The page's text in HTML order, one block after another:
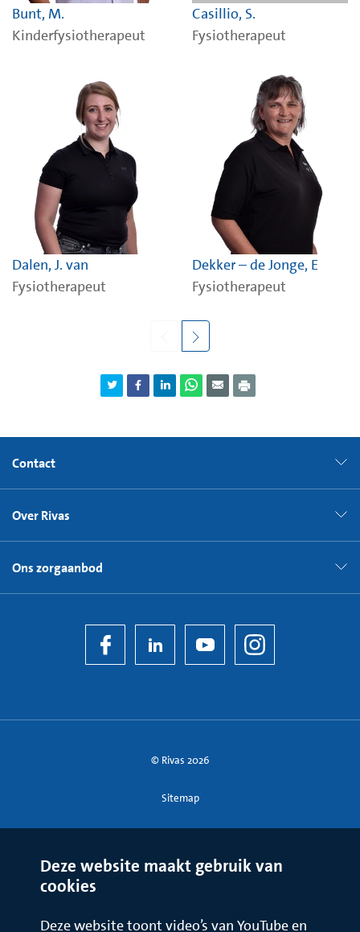
Bunt, M.
Kinderfysiotherapeut
Casillio, S.
Fysiotherapeut
Dalen, J. van
Fysiotherapeut
Dekker – de Jonge, E
Fysiotherapeut
Contact
Over Rivas
Ons zorgaanbod
© Rivas 2026
Sitemap
Deze website maakt gebruik van
cookies
Deze website toont video’s van YouTube en